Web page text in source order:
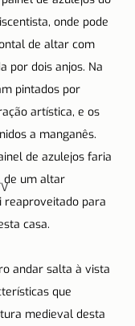
onde pode
de altar com
por dois anjos. Na
pintados por
artística, e os
a manganês.
de azulejos faria
de um altar
reaproveitado para
casa.
andar salta à vista
que
medieval desta